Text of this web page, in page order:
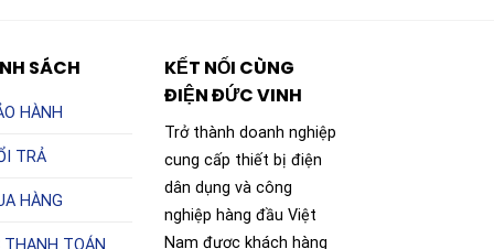
SÁCH
HÀNH
TRẢ
HÀNG
KẾT NỐI CÙNG
ĐIỆN ĐỨC VINH
Trở thành doanh nghiệp
cung cấp thiết bị điện
dân dụng và công
nghiệp hàng đầu Việt
Nam được khách hàng